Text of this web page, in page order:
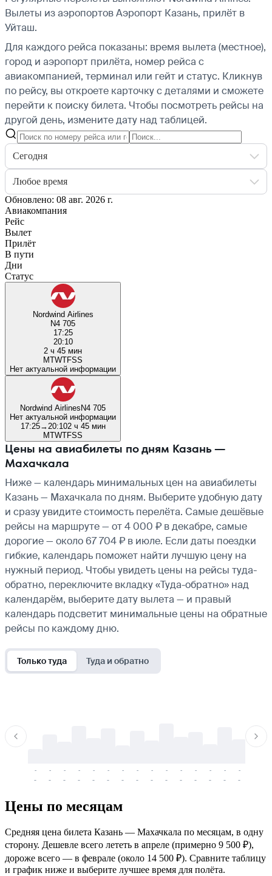
Вылеты из аэропортов Аэропорт Казань, прилёт в
Уйташ.
Для каждого рейса показаны: время вылета (местное),
город и аэропорт прилёта, номер рейса с
авиакомпанией, терминал или гейт и статус. Кликнув
по рейсу, вы откроете карточку с деталями и сможете
перейти к поиску билета. Чтобы посмотреть рейсы на
другой день, измените дату над таблицей.
Сегодня
Любое время
Обновлено: 08 авг. 2026 г.
Авиакомпания
Рейс
Вылет
Прилёт
В пути
Дни
Статус
Nordwind Airlines
N4 705
17:25
20:10
2 ч 45 мин
MTWTFSS
Нет актуальной информации
Nordwind AirlinesN4 705
Нет актуальной информации
17:25→ 20:102 ч 45 мин
MTWTFSS
Цены на авиабилеты по дням Казань —
Махачкала
Ниже — календарь минимальных цен на авиабилеты
Казань — Махачкала по дням. Выберите удобную дату
и сразу увидите стоимость перелёта. Самые дешёвые
рейсы на маршруте — от 4 000 ₽ в декабре, самые
дорогие — около 67 704 ₽ в июле. Если даты поездки
гибкие, календарь поможет найти лучшую цену на
нужный период. Чтобы увидеть цены на рейсы туда-
обратно, переключите вкладку «Туда-обратно» над
календарём, выберите дату вылета — и правый
календарь подсветит минимальные цены на обратные
рейсы по каждому дню.
Только туда Туда и обратно
-
-
-
-
-
-
-
-
-
-
-
-
-
-
-
-
-
-
-
-
-
-
-
-
-
-
-
-
-
-
Цены по месяцам
Средняя цена билета Казань — Махачкала по месяцам, в одну
сторону. Дешевле всего лететь в апреле (примерно 9 500 ₽),
дороже всего — в феврале (около 14 500 ₽). Сравните таблицу
и график ниже и выберите лучшее время для полёта.